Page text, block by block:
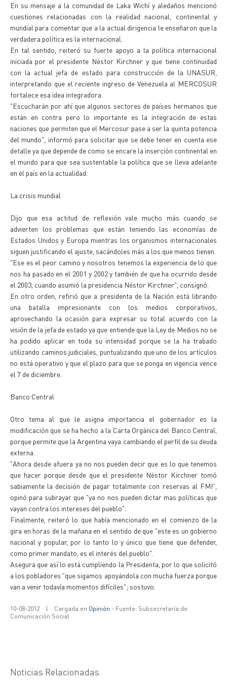
En su mensaje a la comunidad de Laka Wichí y aledaños mencionó
cuestiones relacionadas con la realidad nacional, continental y
mundial para comentar que a la actual dirigencia le enseñaron que la
verdadera política es la internacional.
En tal sentido, reiteró su fuerte apoyo a la política internacional
iniciada por el presidente Néstor Kirchner y que tiene continuidad
con la actual jefa de estado para construcción de la UNASUR,
interpretando que el reciente ingreso de Venezuela al MERCOSUR
fortalece esa idea integradora.
"Escucharán por ahí que algunos sectores de países hermanos que
están en contra pero lo importante es la integración de estas
naciones que permiten que el Mercosur pase a ser la quinta potencia
del mundo", informó para solicitar que se debe tener en cuenta ese
detalle ya que depende de como se encare la inserción continental en
el mundo para que sea sustentable la política que se lleva adelante
en el país en la actualidad.
La crisis mundial
Dijo que esa actitud de reflexión vale mucho más cuando se
advierten los problemas que están teniendo las economías de
Estados Unidos y Europa mientras los organismos internacionales
siguen justificando el ajuste, sacándoles más a los que menos tienen.
"Ese es el peor camino y nosotros tenemos la experiencia de lo que
nos ha pasado en el 2001 y 2002 y también de que ha ocurrido desde
el 2003, cuando asumió la presidencia Néstor Kirchner", consignó.
En otro orden, refirió que a presidenta de la Nación está librando
una batalla impresionante con los medios corporativos,
aprovechando la ocasión para expresar su total acuerdo con la
visión de la jefa de estado ya que entiende que la Ley de Medios no se
ha podido aplicar en toda su intensidad porque se la ha trabado
utilizando caminos judiciales, puntualizando que uno de los artículos
no está operativo y que el plazo para que se ponga en vigencia vence
el 7 de diciembre.
Banco Central
Otro tema al que le asigna importancia el gobernador es la
modificación que se ha hecho a la Carta Orgánica del Banco Central,
porque permite que la Argentina vaya cambiando el perfil de su deuda
externa.
"Ahora desde afuera ya no nos pueden decir que es lo que tenemos
que hacer porque desde que el presidente Néstor Kirchner tomó
sabiamente la decisión de pagar totalmente con reservas al FMI",
opinó para subrayar que "ya no nos pueden dictar mas políticas que
vayan contra los intereses del pueblo".
Finalmente, reiteró lo que había mencionado en el comienzo de la
gira en horas de la mañana en el sentido de que "este es un gobierno
nacional y popular, por lo tanto lo y único que tiene que defender,
como primer mandato, es el interés del pueblo".
Asegura que así lo está cumpliendo la Presidenta, por lo que solicitó
a los pobladores "que sigamos apoyándola con mucha fuerza porque
van a venir todavía momentos difíciles"; sostuvo.
10-08-2012 | Cargada en Opinión - Fuente: Subsecretaría de
Comunicación Social
Noticias Relacionadas